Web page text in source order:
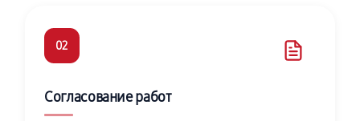
02
Согласование работ